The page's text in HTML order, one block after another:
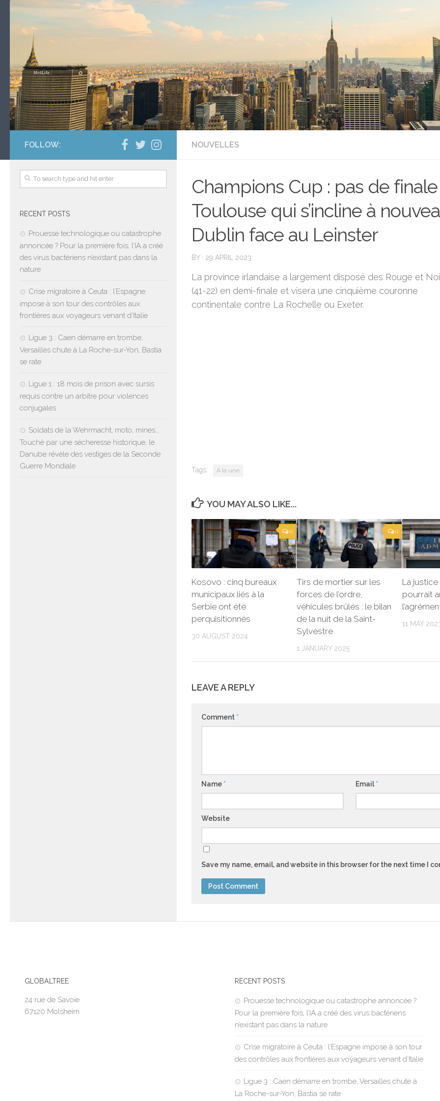
NOUVELLES
Champions Cup : pas de
Toulouse qui s’incline à
Dublin face au Leinster
BY · 29 APRIL 2023
La province irlandaise a largement disposé des Rouge et
(41-22) en demi-finale et visera une cinquième couronne
continentale contre La Rochelle ou Exeter.
Tags: A la une
YOU MAY ALSO LIKE...
0
Kosovo : cinq bureaux
municipaux liés à la
Serbie ont été
perquisitionnés
30 AUGUST 2024
0
Tirs de mortier sur les
forces de l’ordre,
véhicules brûlés : le bilan
de la nuit de la Saint-
Sylvestre
1 JANUARY 2025
La
pourrait
11 MAY
LEAVE A REPLY
Comment *
Name * Email*
Website
Save my name, email, and website in this browser for the next time I
FOLLOW:
RECENT POSTS
Prouesse technologique ou catastrophe
annoncée ? Pour la première fois, l’IA a créé
des virus bactériens n’existant pas dans la
nature
Crise migratoire à Ceuta : l’Espagne
impose à son tour des contrôles aux
frontières aux voyageurs venant d’Italie
Ligue 3 : Caen démarre en trombe,
Versailles chute à La Roche-sur-Yon, Bastia
se rate
Ligue 1 : 18 mois de prison avec sursis
requis contre un arbitre pour violences
conjugales
Soldats de la Wehrmacht, moto, mines…
Touché par une sécheresse historique, le
Danube révèle des vestiges de la Seconde
Guerre Mondiale
GLOBALTREE
24 rue de Savoie
67120 Molsheim
RECENT POSTS
Prouesse technologique ou catastrophe annoncée ?
Pour la première fois, l’IA a créé des virus bactériens
n’existant pas dans la nature
Crise migratoire à Ceuta : l’Espagne impose à son tour
des contrôles aux frontières aux voyageurs venant d’Italie
Ligue 3 : Caen démarre en trombe, Versailles chute à
La Roche-sur-Yon, Bastia se rate